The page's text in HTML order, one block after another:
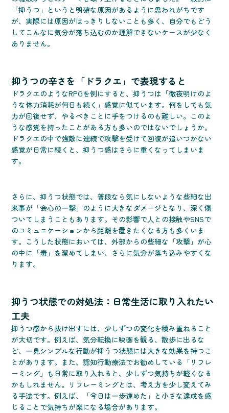
「抑うつ」というと明確な原因があるように思われがちです
が、実際には原因がはっきりしないことも多く、自分でもどう
してこんなに気分が落ち込むのか理解できないケースが少なく
ありません。
抑うつの辛さを「ドラクエ」で表現すると
ドラクエのようなRPGを例にすると、抑うつは「徹夜明けのよ
うな体力消耗が何日も続く」感覚に似ています。何をしても気
力が回復せず、やるべきことに手をつけるのも難しい。このよ
うな感覚を持ったことがある方も多いのではないでしょうか。
ドラクエの中で強敵に連続で攻撃を受けて回復が追いつかない
感覚が日常に続くと、抑うつ感はさらに重くなってしまいま
す。
さらに、抑うつ状態では、普段なら気にしないような些細な出
来事が「会心の一撃」のように大きなダメージとなり、深く傷
ついてしまうこともあります。その影響で人との接触やSNSで
のコミュニケーションから距離を置きたくなる方も多くいま
す。こうした状態においては、外部からの些細な「攻撃」が心
の中に「毒」を溜めてしまい、さらに気分が落ち込みやすくな
ります。
抑うつ状態での対処法：日常生活に取り入れたい
工夫
抑うつ感から抜け出すには、少しずつの変化を積み重ねること
が大切です。例えば、気分転換に映画を観る、散歩に出るな
ど、一見シンプルな行動が抑うつ状態には大きな効果を持つこ
とがあります。また、認知行動療法でお勧めしている「リフレ
ーミング」も日常に取り入れると、少しずつ気持ちが軽くなる
かもしれません。リフレーミングとは、考え方を少し変えてみ
る手法です。例えば、「今日は一歩進めた」と小さな達成を感
じることで気持ちが楽になる場合があります。